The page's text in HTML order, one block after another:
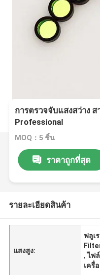
การตรวจจับแสงสว่าง
Professional
MOQ：5 ชิ้น
ราคาถูกที่สุด
รายละเอียดสินค้า
แสงสูง:
ฟลูเ
,ไฟ
เครื่